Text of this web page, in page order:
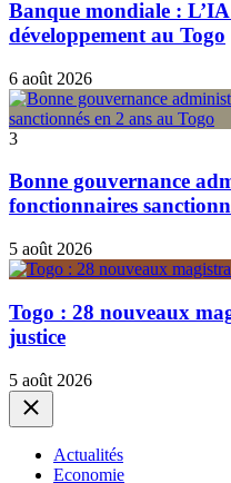
Banque mondiale :
développement au Togo
6 août 2026
3
Bonne gouvernance
fonctionnaires
5 août 2026
Togo : 28 nouveaux
justice
5 août 2026
Close
Actualités
Economie